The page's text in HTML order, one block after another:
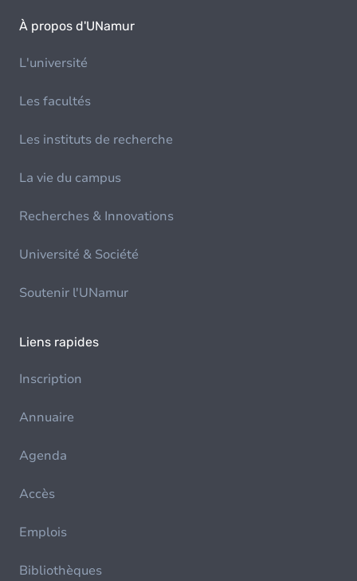
À propos d'UNamur
L'université
Les facultés
Les instituts de recherche
La vie du campus
Recherches & Innovations
Université & Société
Soutenir l'UNamur
Liens rapides
Inscription
Annuaire
Agenda
Accès
Emplois
Bibliothèques